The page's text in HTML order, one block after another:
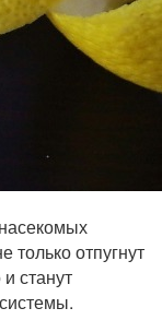
отпугнут
станут